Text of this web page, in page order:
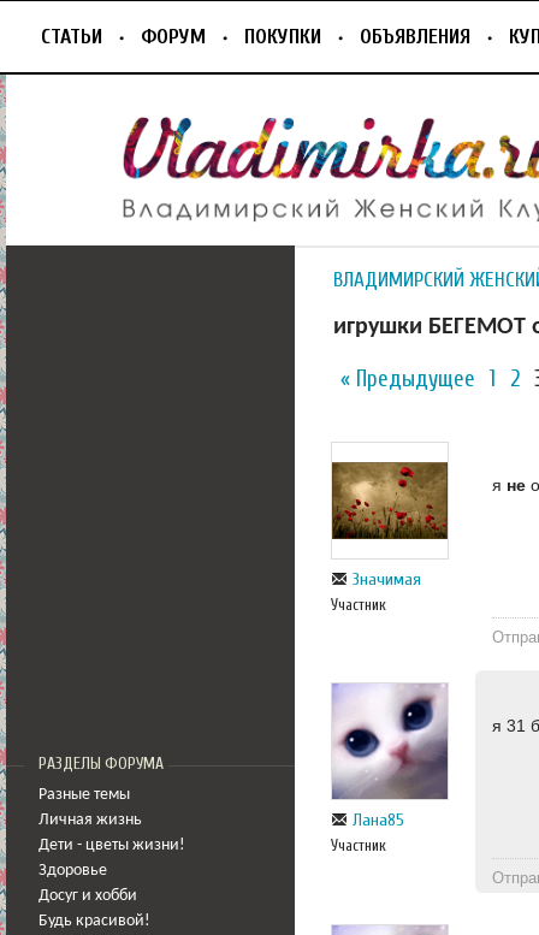
СТАТЬИ ФОРУМ ПОКУПКИ ОБЪЯВЛЕНИЯ
РАЗДЕЛЫ ФОРУМА
Разные темы
Личная жизнь
Дети - цветы жизни!
Здоровье
Досуг и хобби
Будь красивой!
ВЛАДИМИРСКИЙ
игрушки БЕГЕМОТ
« Предыдущее 1 2
Значимая
Участник
я не
Лана85
Участник
я 31